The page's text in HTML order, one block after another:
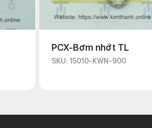
PCX-Bơm nhớt TL
SKU: 15010-KWN-900